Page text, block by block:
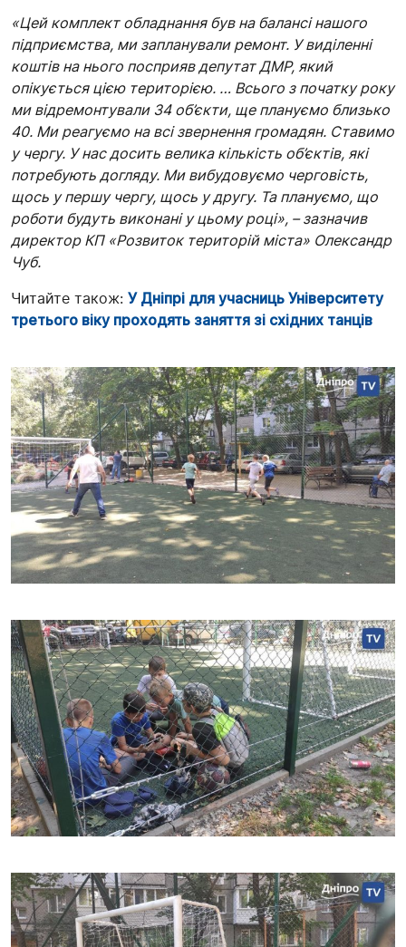
«Цей комплект обладнання був на балансі нашого
підприємства, ми запланували ремонт. У виділенні
коштів на нього посприяв депутат ДМР, який
опікується цією територією. … Всього з початку року
ми відремонтували 34 об’єкти, ще плануємо близько
40. Ми реагуємо на всі звернення громадян. Ставимо
у чергу. У нас досить велика кількість об’єктів, які
потребують догляду. Ми вибудовуємо черговість,
щось у першу чергу, щось у другу. Та плануємо, що
роботи будуть виконані у цьому році», – зазначив
директор КП «Розвиток територій міста» Олександр
Чуб.
Читайте також: У Дніпрі для учасниць Університету
третього віку проходять заняття зі східних танців